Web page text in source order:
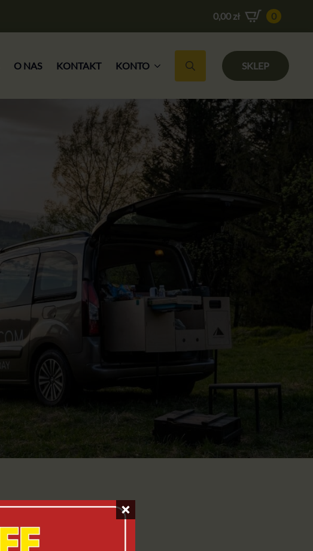
0,00 zł 0
O NAS KONTAKT
KONTO
Search for:
SKLEP